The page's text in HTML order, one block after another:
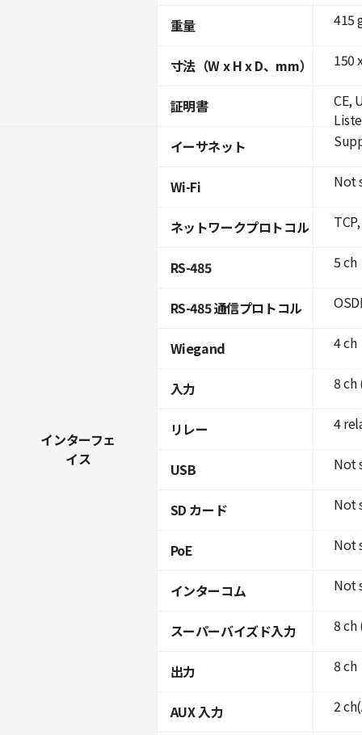
重量
寸法（W x H x D、mm）
証明書
インターフェ
イス
イーサネット
Wi-Fi
ネットワークプロトコル
RS-485
RS-485 通信プロトコル
Wiegand
入力
リレー
USB
SD カード
PoE
インターコム
スーパーバイズド入力
出力
AUX 入力
415
150
CE,
Not
5 ch
4 ch
8 ch
4
Not
Not
Not
Not
8 ch
8 ch
2